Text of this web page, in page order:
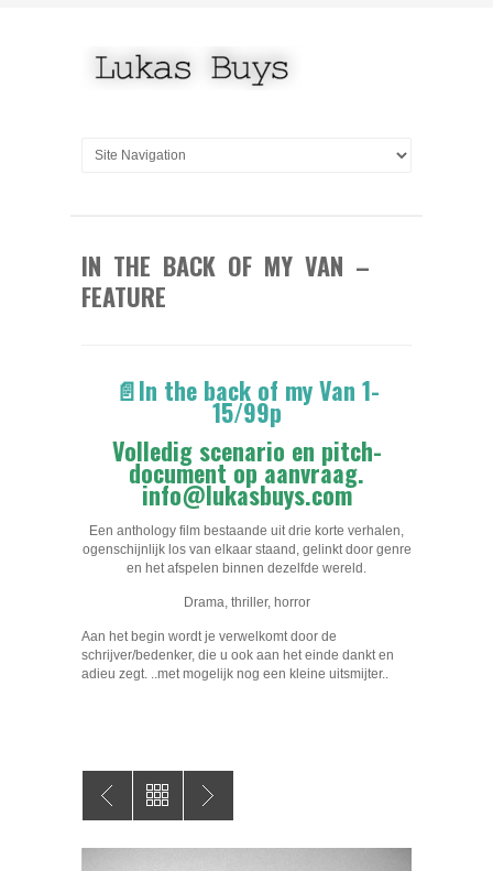
IN THE BACK OF MY VAN –
FEATURE
📄In the back of my Van 1-
15/99p
Volledig scenario en pitch-
document op aanvraag.
info@lukasbuys.com
Een anthology film bestaande uit drie korte verhalen,
ogenschijnlijk los van elkaar staand, gelinkt door genre
en het afspelen binnen dezelfde wereld.
Drama, thriller, horror
Aan het begin wordt je verwelkomt door de
schrijver/bedenker, die u ook aan het einde dankt en
adieu zegt. ..met mogelijk nog een kleine uitsmijter..